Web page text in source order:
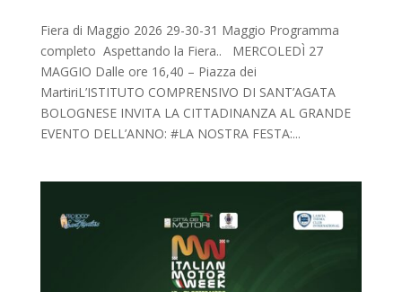
Fiera di Maggio 2026 29-30-31 Maggio Programma
completo Aspettando la Fiera.. MERCOLEDÌ 27
MAGGIO Dalle ore 16,40 – Piazza dei
MartiriL’ISTITUTO COMPRENSIVO DI SANT’AGATA
BOLOGNESE INVITA LA CITTADINANZA AL GRANDE
EVENTO DELL’ANNO: #LA NOSTRA FESTA:...